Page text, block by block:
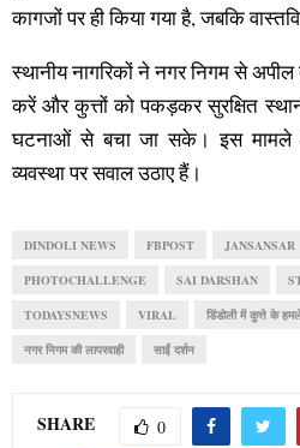
कागजों पर ही किया गया है, जबकि
स्थानीय नागरिकों ने नगर निगम से
करें और कुत्तों को पकड़कर सुरक्षित
घटनाओं से बचा जा सके। इस मामले ने
व्यवस्था पर सवाल उठाए हैं।
DINDOLI NEWS FBPOST JANSANSAR
PHOTOCHALLENGE SAI DARSHAN
TODAYSNEWS VIRAL डिंडोली में कुत्ते के
नगर निगम की लापरवाही साईं दर्शन
SHARE 0